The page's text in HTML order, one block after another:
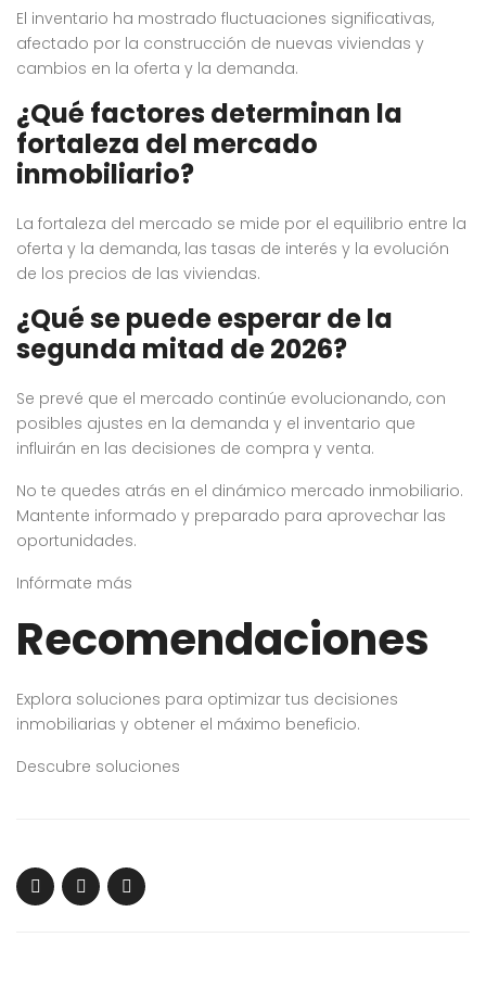
El inventario ha mostrado fluctuaciones significativas,
afectado por la construcción de nuevas viviendas y
cambios en la oferta y la demanda.
¿Qué factores determinan la
fortaleza del mercado
inmobiliario?
La fortaleza del mercado se mide por el equilibrio entre la
oferta y la demanda, las tasas de interés y la evolución
de los precios de las viviendas.
¿Qué se puede esperar de la
segunda mitad de 2026?
Se prevé que el mercado continúe evolucionando, con
posibles ajustes en la demanda y el inventario que
influirán en las decisiones de compra y venta.
No te quedes atrás en el dinámico mercado inmobiliario.
Mantente informado y preparado para aprovechar las
oportunidades.
Infórmate más
Recomendaciones
Explora soluciones para optimizar tus decisiones
inmobiliarias y obtener el máximo beneficio.
Descubre soluciones